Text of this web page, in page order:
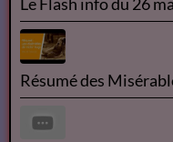
Le Flash info du 26
Résumé des